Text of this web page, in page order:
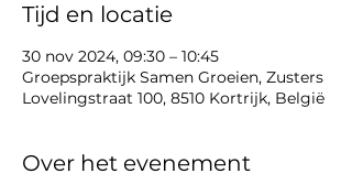
Tijd en locatie
30 nov 2024, 09:30 – 10:45
Groepspraktijk Samen Groeien, Zusters
Lovelingstraat 100, 8510 Kortrijk, België
Over het evenement